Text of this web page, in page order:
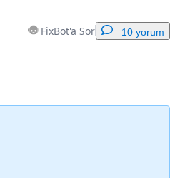
FixBot'a Sor 10 yorum